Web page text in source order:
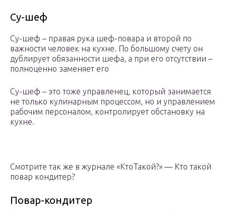
Су-шеф
Су-шеф – правая рука шеф-повара и второй по
важности человек на кухне. По большому счету он
дублирует обязанности шефа, а при его отсутствии –
полноценно заменяет его
Су-шеф – это тоже управленец, который занимается
не только кулинарным процессом, но и управлением
рабочим персоналом, контролирует обстановку на
кухне.
Смотрите так же в журнале «КтоТакой?» — Кто такой
повар кондитер?
Повар-кондитер